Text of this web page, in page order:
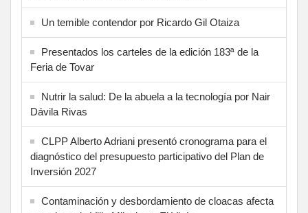
Un temible contendor por Ricardo Gil Otaiza
Presentados los carteles de la edición 183ª de la
Feria de Tovar
Nutrir la salud: De la abuela a la tecnología por Nair
Dávila Rivas
CLPP Alberto Adriani presentó cronograma para el
diagnóstico del presupuesto participativo del Plan de
Inversión 2027
Contaminación y desbordamiento de cloacas afecta